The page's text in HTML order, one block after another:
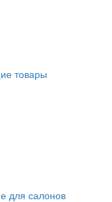
товары
для салонов